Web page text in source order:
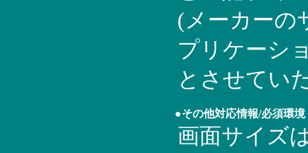
(メーカーの
プリケーシ
とさせてい
●その他対応情報/必須環境
画面サイズ